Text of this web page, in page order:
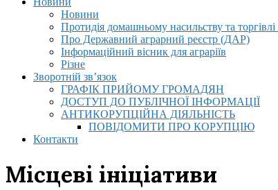
Новини
Протидія домашньому насильству та
Про Державний аграрний реєстр (ДАР)
Інформаційний вісник для аграріїв
Різне
Зворотній зв’язок
ГРАФІК ПРИЙОМУ ГРОМАДЯН
ДОСТУП ДО ПУБЛІЧНОЇ ІНФОРМАЦІЇ
АНТИКОРУПЦІЙНА ДІЯЛЬНІСТЬ
ПОВІДОМИТИ ПРО КОРУПЦІЮ
Контакти
Місцеві ініціативи